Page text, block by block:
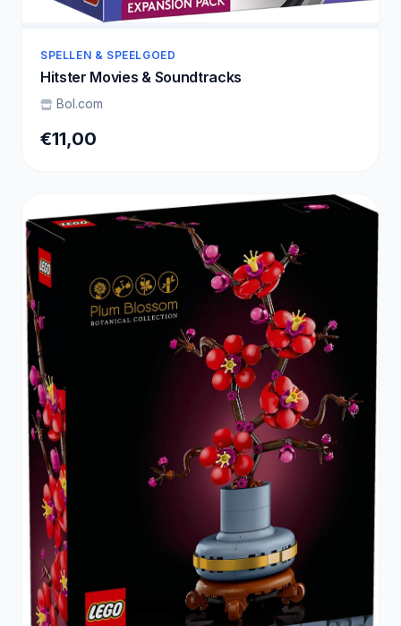
SPELLEN & SPEELGOED
Hitster Movies & Soundtracks
Bol.com
€11,00